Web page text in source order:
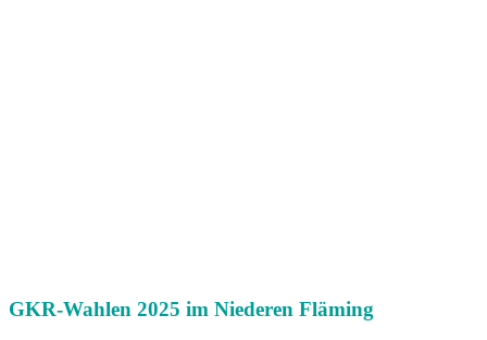
GKR-Wahlen 2025 im Niederen Fläming